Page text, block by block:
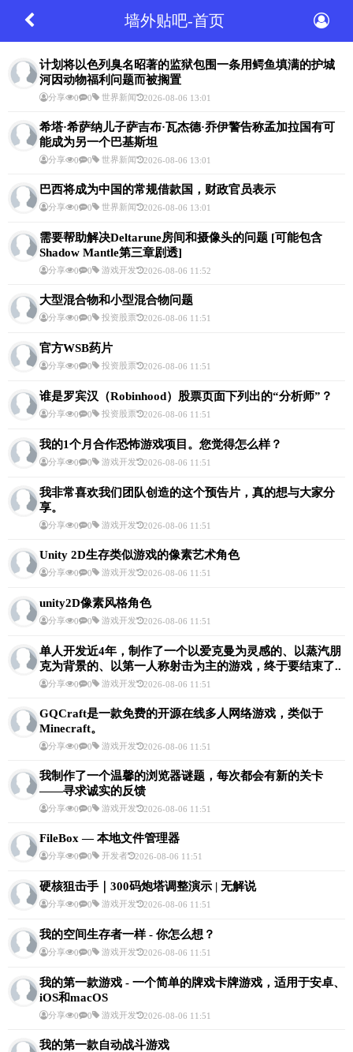
墙外贴吧-首页
计划将以色列臭名昭著的监狱包围一条用鳄鱼填满的护城
河因动物福利问题而被搁置
分享 0 0 世界新闻 2026-08-06 13:01
希塔·希萨纳儿子萨吉布·瓦杰德·乔伊警告称孟加拉国有可
能成为另一个巴基斯坦
分享 0 0 世界新闻 2026-08-06 13:01
巴西将成为中国的常规借款国，财政官员表示
分享 0 0 世界新闻 2026-08-06 13:01
需要帮助解决Deltarune房间和摄像头的问题 [可能包含
Shadow Mantle第三章剧透]
分享 0 0 游戏开发 2026-08-06 11:52
大型混合物和小型混合物问题
分享 0 0 投资股票 2026-08-06 11:51
官方WSB药片
分享 0 0 投资股票 2026-08-06 11:51
谁是罗宾汉（Robinhood）股票页面下列出的“分析师”？
分享 0 0 投资股票 2026-08-06 11:51
我的1个月合作恐怖游戏项目。您觉得怎么样？
分享 0 0 游戏开发 2026-08-06 11:51
我非常喜欢我们团队创造的这个预告片，真的想与大家分
享。
分享 0 0 游戏开发 2026-08-06 11:51
Unity 2D生存类似游戏的像素艺术角色
分享 0 0 游戏开发 2026-08-06 11:51
unity2D像素风格角色
分享 0 0 游戏开发 2026-08-06 11:51
单人开发近4年，制作了一个以爱克曼为灵感的、以蒸汽朋
克为背景的、以第一人称射击为主的游戏，终于要结束了..
分享 0 0 游戏开发 2026-08-06 11:51
GQCraft是一款免费的开源在线多人网络游戏，类似于
Minecraft。
分享 0 0 游戏开发 2026-08-06 11:51
我制作了一个温馨的浏览器谜题，每次都会有新的关卡
——寻求诚实的反馈
分享 0 0 游戏开发 2026-08-06 11:51
FileBox — 本地文件管理器
分享 0 0 开发者 2026-08-06 11:51
硬核狙击手｜300码炮塔调整演示 | 无解说
分享 0 0 游戏开发 2026-08-06 11:51
我的空间生存者一样 - 你怎么想？
分享 0 0 游戏开发 2026-08-06 11:51
我的第一款游戏 - 一个简单的牌戏卡牌游戏，适用于安卓、
iOS和macOS
分享 0 0 游戏开发 2026-08-06 11:51
我的第一款自动战斗游戏